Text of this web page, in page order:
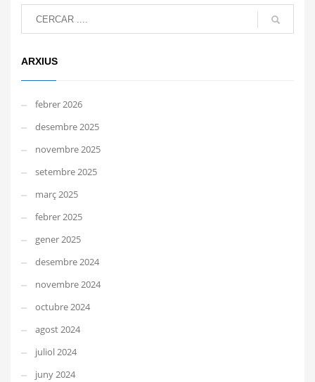
ARXIUS
febrer 2026
desembre 2025
novembre 2025
setembre 2025
març 2025
febrer 2025
gener 2025
desembre 2024
novembre 2024
octubre 2024
agost 2024
juliol 2024
juny 2024